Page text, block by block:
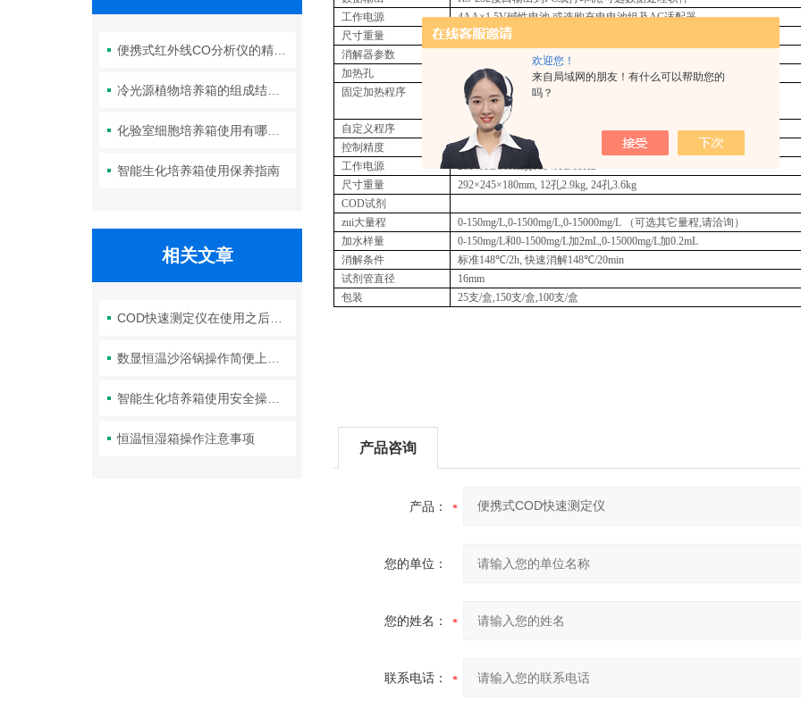
欢迎您！
来自局域网的朋友！有什么可以帮助您的
吗？
便携式红外线CO分析仪的精度如何？
冷光源植物培养箱的组成结构及作用分析
化验室细胞培养箱使用有哪些要求？箱体清洁如何进行？
智能生化培养箱使用保养指南
相关文章
COD快速测定仪在使用之后应该怎么维护
智能生化培养箱使用安全操作注意
恒温恒湿箱操作注意事项
工作电源
4AA×1.5V碱性电池,或选购充电电池组及AC适配器
尺寸重量
236×86×117mm
消解器参数
CR2200/CR3200/CR4200加热消解器
加热孔
1×12个 或2×12个,ø16 mm
固定加热程序
148℃-120/20min, 150℃-120min
100℃-30/60min, 120℃-30/60/120min
自定义程序
温度:室温-170℃,时间:0-180min
,zui多可达8组
控制精度
±1℃
工作电源
230VAC/50Hz或115VAC/60Hz
尺寸重量
292×245×180mm, 12孔2.9kg, 24孔3.6kg
COD试剂
zui大量程
0-150mg/L,0-1500mg/L,0-15000mg/L （可选其它量程,请洽询）
加水样量
0-150mg/L和0-1500mg/L加2mL,0-15000mg/L加0.2mL
消解条件
标准148℃/2h, 快速消解148℃/20min
试剂管直径
16mm
包装
25支/盒,150支/盒,100支/盒
产品咨询
产品：
您的单位：
您的姓名：
联系电话：